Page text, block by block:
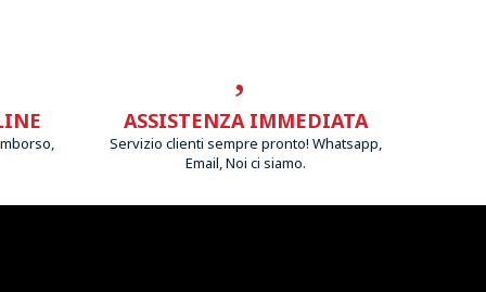
ASSISTENZA IMMEDIATA
Servizio clienti sempre pronto! Whatsapp,
Email, Noi ci siamo.